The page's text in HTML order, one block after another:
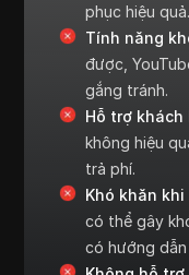
phục hiệu quả.
Tính năng
được,
gắng tránh.
Hỗ trợ khách
không hiệu
trả phí.
Khó khăn
có thể gây
có hướng